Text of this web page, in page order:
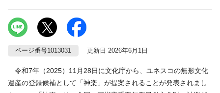
ページ番号1013031 更新日 2026年6月1日
令和7年（2025）11月28日に文化庁から、ユネスコの無形文化
遺産の登録候補として「神楽」が提案されることが発表されまし